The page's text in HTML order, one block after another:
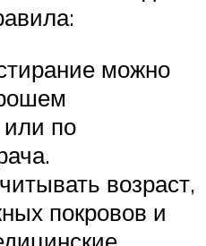
можно
или по
возраст,
покровов и